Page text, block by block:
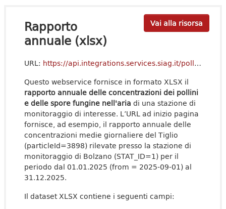
Vai alla risorsa
Rapporto
annuale (xlsx)
URL: https://api.integrations.services.siag.it/pollen/v1/Archive/GetYearRepo?stationId=1&particleId=3838&from=2025-09-01&format=xlsx
Questo webservice fornisce in formato XLSX il
rapporto annuale delle concentrazioni dei pollini
e delle spore fungine nell'aria di una stazione di
monitoraggio di interesse. L’URL ad inizio pagina
fornisce, ad esempio, il rapporto annuale delle
concentrazioni medie giornaliere del Tiglio
(particleId=3898) rilevate presso la stazione di
monitoraggio di Bolzano (STAT_ID=1) per il
periodo dal 01.01.2025 (from = 2025-09-01) al
31.12.2025.
Il dataset XLSX contiene i seguenti campi: